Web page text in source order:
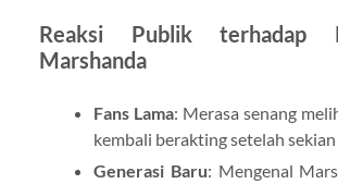
Reaksi Publik terhadap
Marshanda
Fans Lama: Merasa senang
kembali berakting setelah sekian
Generasi Baru: Mengenal